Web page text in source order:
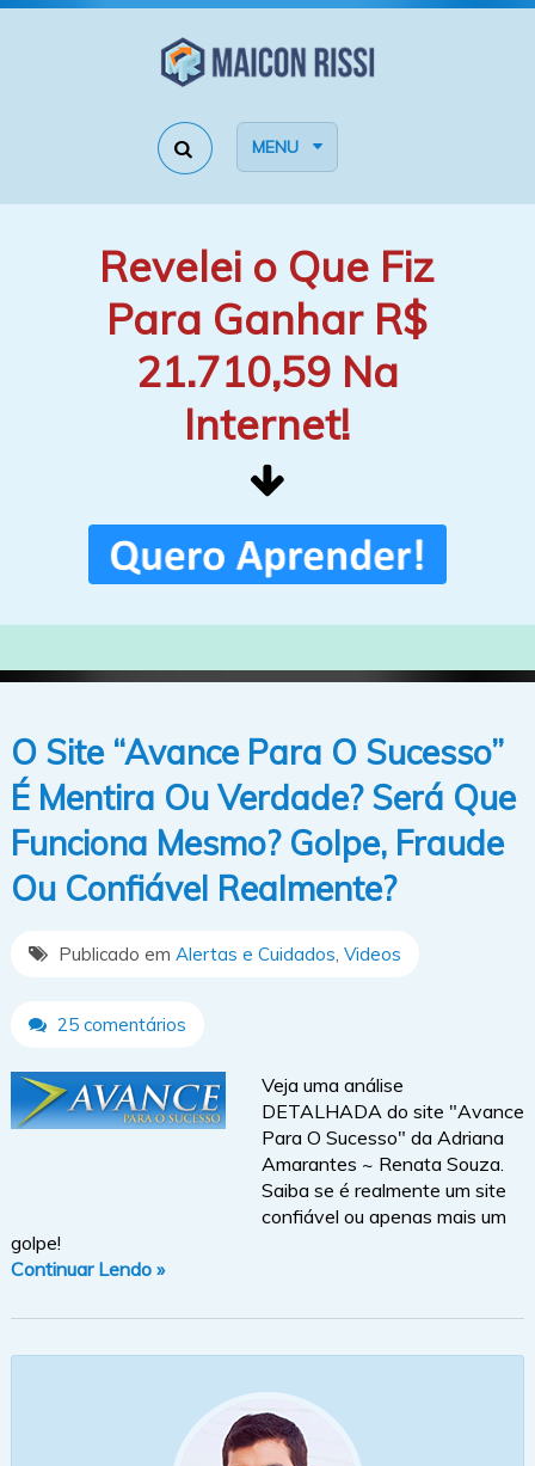
MENU
Revelei o Que Fiz
Para Ganhar R$
21.710,59 Na
Internet!
O Site “Avance Para O Sucesso”
É Mentira Ou Verdade? Será Que
Funciona Mesmo? Golpe, Fraude
Ou Confiável Realmente?
Publicado em Alertas e Cuidados Videos
25 comentários
Veja uma análise
DETALHADA do site "Avance
Para O Sucesso" da Adriana
Amarantes ~ Renata Souza.
Saiba se é realmente um site
confiável ou apenas mais um
golpe!
Continuar Lendo »